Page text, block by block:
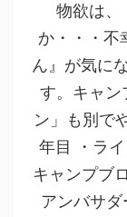
物欲は、
か・・・不
ん』が気に
す。キャン
ン」も別で
年目 ・ラ
キャンプブ
アンバサ